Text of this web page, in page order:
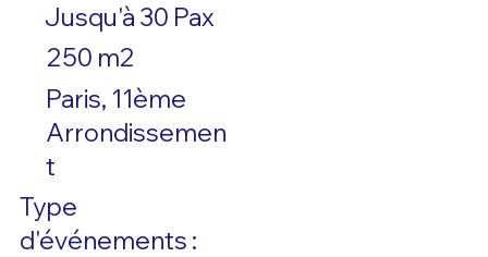
Jusqu'à 30 Pax
250 m2
Paris, 11ème
Arrondissemen
t
Type
d'événements :